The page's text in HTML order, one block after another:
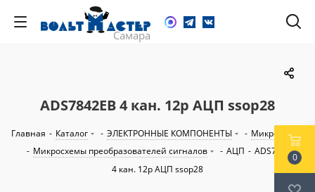
ADS7842EB 4 кан. 12р АЦП ssop28
Главная - Каталог - ЭЛЕКТРОННЫЕ КОМПОНЕНТЫ - Микросхемы
- Микросхемы преобразователей сигналов - АЦП - ADS7842EB
4 кан. 12р АЦП ssop28
0